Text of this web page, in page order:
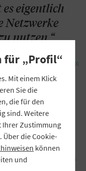
eigentlich
Netzwerke
nutzen.“
digitaler
in Hotlines und
dürfte schätzen
für „Profil“
Mit einem Klick
Sie die
die für den
sind. Weitere
Ihrer Zustimmung
Über die Cookie-
können
und